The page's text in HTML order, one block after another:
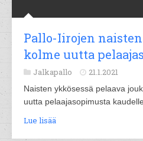
Pallo-Iirojen
kolme uutta
Jalkapallo 21.1.2021
Naisten ykkösessä pelaava
uutta pelaajasopimusta kaudelle
Lue lisää